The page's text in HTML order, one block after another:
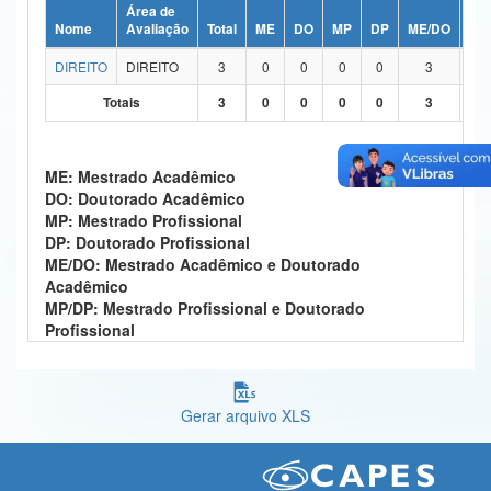
Ministério da Ciência, Tecnologia, Inovações e Comunicações
Ministério do Meio Ambiente
Controladoria-Geral da União
Ministério da Mulher, da Família e dos Direitos Humanos
Secretaria-Geral
Secretaria de Governo
Nome
Área de
Avaliação
Total ME DO MP DP ME/DO
DIREITO
DIREITO 3 0 0 0 0 3
Totais
3 0 0 0 0 3
ME: Mestrado Acadêmico
DO: Doutorado Acadêmico
MP: Mestrado Profissional
DP: Doutorado Profissional
ME/DO: Mestrado Acadêmico e Doutorado
Acadêmico
MP/DP: Mestrado Profissional e Doutorado
Profissional
Gerar arquivo XLS